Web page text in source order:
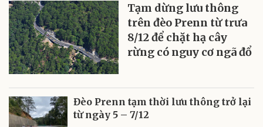
Tạm dừng lưu thông
trên đèo Prenn từ trưa
8/12 để chặt hạ cây
rừng có nguy cơ ngã đổ
Đèo Prenn tạm thời lưu thông trở lại
từ ngày 5 – 7/12